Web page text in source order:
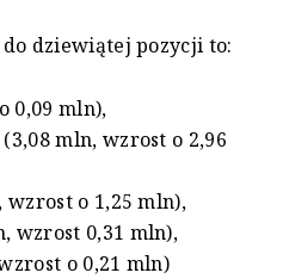
do dziewiątej pozycji to:
0,09 mln),
mln, wzrost o 2,96
o 1,25 mln),
wzrost 0,31 mln),
o 0,21 mln)